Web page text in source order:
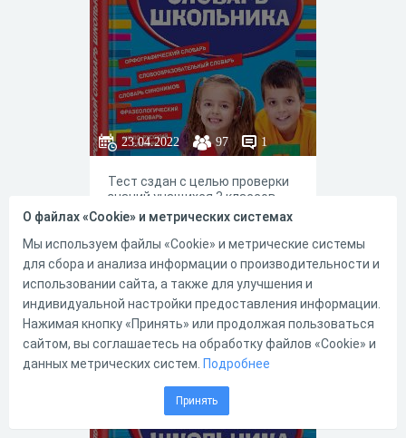
23.04.2022 97 1
Тест сздан с целью проверки
знаний учащихся 3 классов
правописания словарных слов
0 0
Словарный
диктант 9
О файлах «Cookie» и метрических системах
Мы используем файлы «Cookie» и метрические системы
для сбора и анализа информации о производительности и
использовании сайта, а также для улучшения и
индивидуальной настройки предоставления информации.
Нажимая кнопку «Принять» или продолжая пользоваться
сайтом, вы соглашаетесь на обработку файлов «Cookie» и
данных метрических систем. Подробнее
Принять